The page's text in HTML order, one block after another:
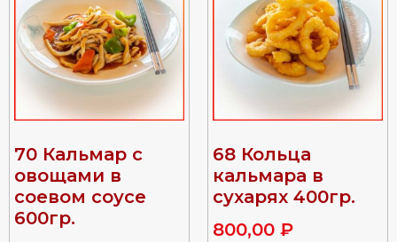
70 Кальмар с
овощами в
соевом соусе
600гр.
68 Кольца
кальмара в
сухарях 400гр.
800,00 ₽